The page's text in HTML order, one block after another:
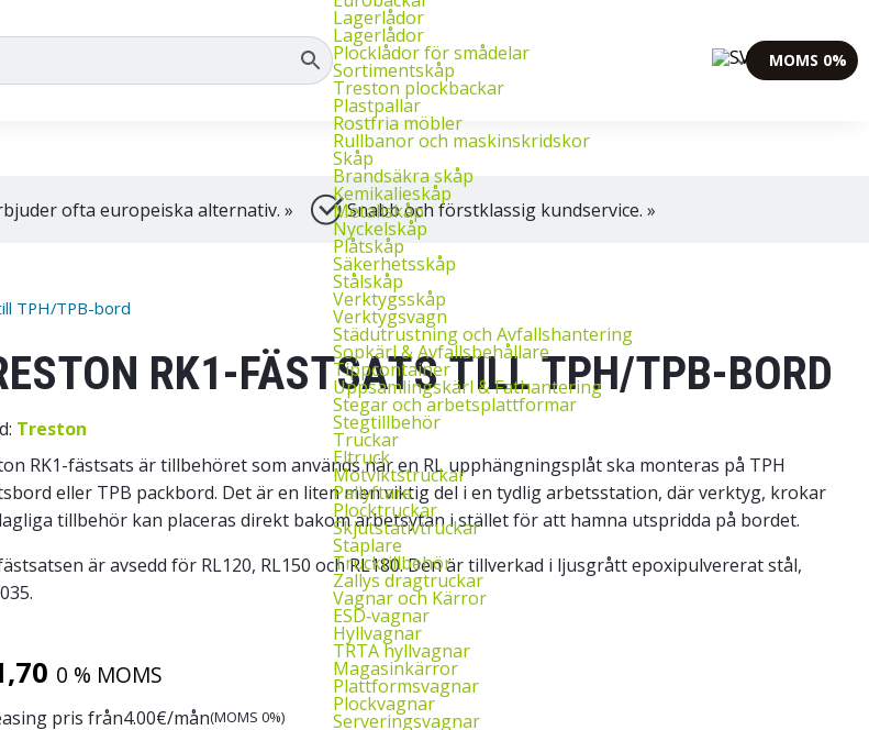
Lagerlådor
Lagerlådor
Plocklådor för smådelar
Sortimentskåp
Treston plockbackar
Plastpallar
Rostfria möbler
Rullbanor och maskinskridskor
Skåp
Brandsäkra skåp
Kemikalieskåp
Metallskåp
Nyckelskåp
Plåtskåp
Säkerhetsskåp
Stålskåp
Verktygsskåp
Verktygsvagn
Städutrustning och Avfallshantering
Sopkärl & Avfallsbehållare
Tippcontainer
Uppsamlingskärl & Fathantering
Stegar och arbetsplattformar
Stegtillbehör
Truckar
Eltruck
Motviktstruckar
Pallyftare
Plocktruckar
Skjutstativtruckar
Staplare
Trucktillbehör
Zallys dragtruckar
Vagnar och Kärror
ESD‑vagnar
Hyllvagnar
TRTA hyllvagnar
Magasinkärror
Plattformsvagnar
Plockvagnar
Serveringsvagnar
MOMS 0%
ofta europeiska alternativ. » Snabb och förstklassig kundservice. »
TPH/TPB-bord
RK1-FÄSTSATS TILL TPH/TPB-BORD
Treston
RK1-fästsats är tillbehöret som används när en RL upphängningsplåt ska monteras på TPH
eller TPB packbord. Det är en liten men viktig del i en tydlig arbetsstation, där verktyg, krokar
tillbehör kan placeras direkt bakom arbetsytan i stället för att hamna utspridda på bordet.
är avsedd för RL120, RL150 och RL180. Den är tillverkad i ljusgrått epoxipulvererat stål,
0 % MOMS
pris från4.00€/mån(MOMS 0%)